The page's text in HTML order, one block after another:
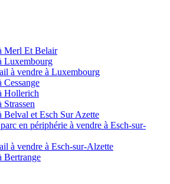
Merl Et Belair
Luxembourg
à vendre à Luxembourg
Cessange
Hollerich
Strassen
Belval et Esch Sur Azette
en périphérie à vendre à Esch-sur-
à vendre à Esch-sur-Alzette
Bertrange